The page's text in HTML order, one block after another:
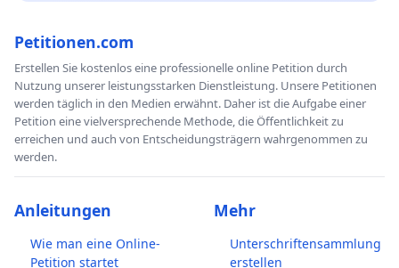
Petitionen.com
Erstellen Sie kostenlos eine professionelle online Petition durch
Nutzung unserer leistungsstarken Dienstleistung. Unsere Petitionen
werden täglich in den Medien erwähnt. Daher ist die Aufgabe einer
Petition eine vielversprechende Methode, die Öffentlichkeit zu
erreichen und auch von Entscheidungsträgern wahrgenommen zu
werden.
Anleitungen
Wie man eine Online-
Petition startet
Mehr
Unterschriftensammlung
erstellen